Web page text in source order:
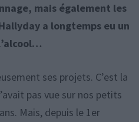
mais également les
a longtemps eu un
ses projets. C’est la
pas vue sur nos petits
Mais, depuis le 1er